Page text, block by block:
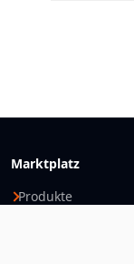
Marktplatz
Produkte